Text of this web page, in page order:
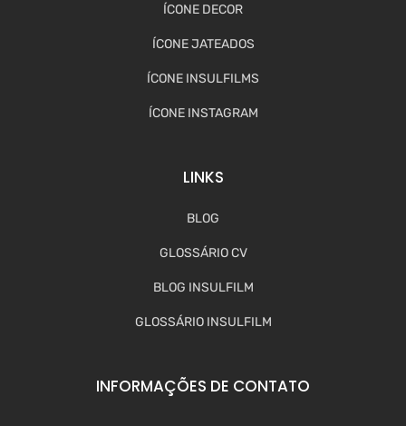
ÍCONE DECOR
ÍCONE JATEADOS
ÍCONE INSULFILMS
ÍCONE INSTAGRAM
LINKS
BLOG
GLOSSÁRIO CV
BLOG INSULFILM
GLOSSÁRIO INSULFILM
INFORMAÇÕES DE CONTATO